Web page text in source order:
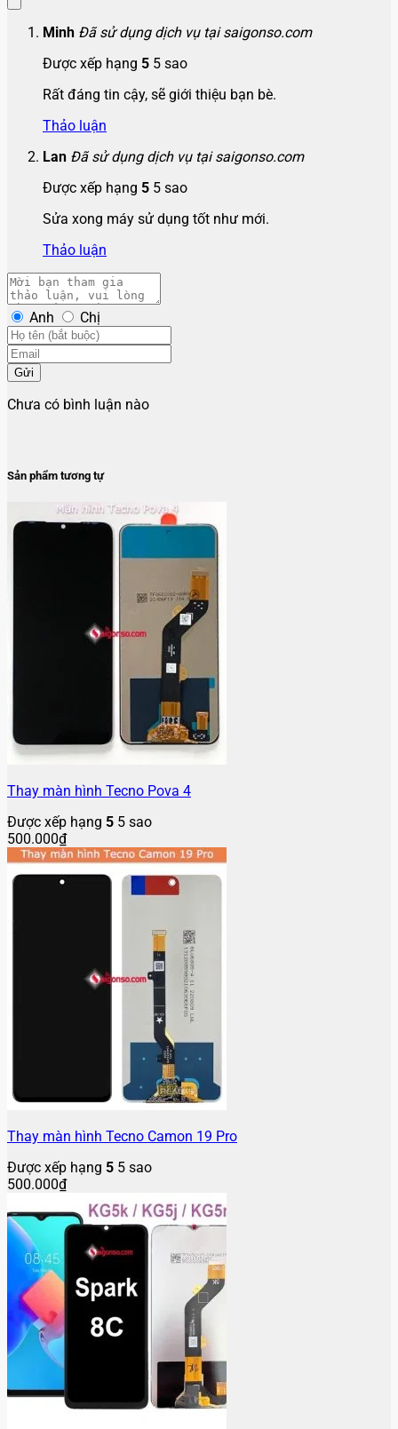
Minh Đã sử dụng dịch vụ tại saigonso.com
Được xếp hạng 5 5 sao
Rất đáng tin cậy, sẽ giới thiệu bạn bè.
Thảo luận
Lan Đã sử dụng dịch vụ tại saigonso.com
Được xếp hạng 5 5 sao
Sửa xong máy sử dụng tốt như mới.
Thảo luận
Anh Chị
Gửi
Chưa có bình luận nào
Sản phẩm tương tự
Thay màn hình Tecno Pova 4
Được xếp hạng 5 5 sao
500.000₫
Thay màn hình Tecno Camon 19 Pro
Được xếp hạng 5 5 sao
500.000₫